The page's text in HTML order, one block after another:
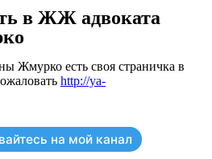
в ЖЖ адвоката
Жмурко есть своя страничка в
http://ya-
на мой канал